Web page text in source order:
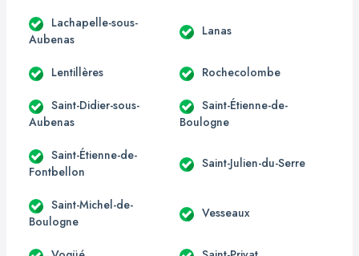
Lachapelle-sous-
Aubenas
Lanas
Lentillères Rochecolombe
Saint-Didier-sous-
Aubenas
Saint-Étienne-de-
Boulogne
Saint-Étienne-de-
Fontbellon
Saint-Julien-du-Serre
Saint-Michel-de-
Boulogne
Vesseaux